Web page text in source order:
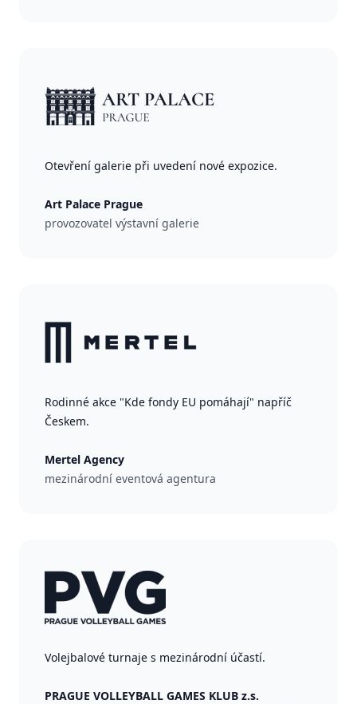
Otevření galerie při uvedení nové expozice.
Art Palace Prague
provozovatel výstavní galerie
Rodinné akce "Kde fondy EU pomáhají" napříč
Českem.
Mertel Agency
mezinárodní eventová agentura
Volejbalové turnaje s mezinárodní účastí.
PRAGUE VOLLEYBALL GAMES KLUB z.s.